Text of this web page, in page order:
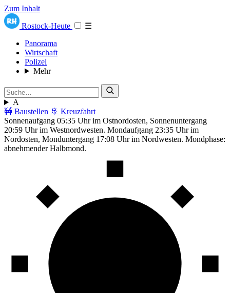
Zum Inhalt
Rostock-Heute
☰
Panorama
Wirtschaft
Polizei
Mehr
A
🚧 Baustellen 🚢 Kreuzfahrt
Sonnenaufgang 05:35 Uhr im Ostnordosten, Sonnenuntergang
20:59 Uhr im Westnordwesten. Mondaufgang 23:35 Uhr im
Nordosten, Monduntergang 17:08 Uhr im Nordwesten. Mondphase:
abnehmender Halbmond.